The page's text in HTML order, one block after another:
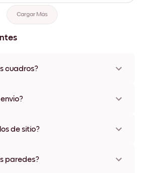
Cargar Más
cuadros?
de marco, incluidas opciones sin
países. Te enviaremos un número de
de sitio?
paredes?